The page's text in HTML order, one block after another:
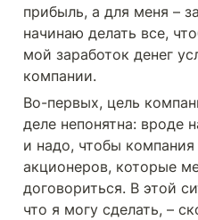
прибыль, а для меня –
начинаю делать все,
мой заработок денег
компании.
Во-первых, цель
деле непонятна: вроде
и надо, чтобы
акционеров, которые
договориться. В этой
что я могу сделать, –